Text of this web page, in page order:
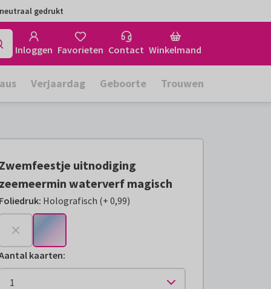
gedrukt
Inloggen Favorieten Contact Winkelmand
Verjaardag Geboorte Trouwen
uitnodiging
waterverf magisch
: Holografisch (
€ 0,99
+ 0,99)
kaarten: